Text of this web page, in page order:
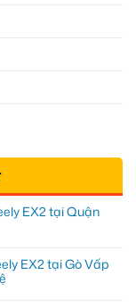
EX2 tại Quận
EX2 tại Gò Vấp